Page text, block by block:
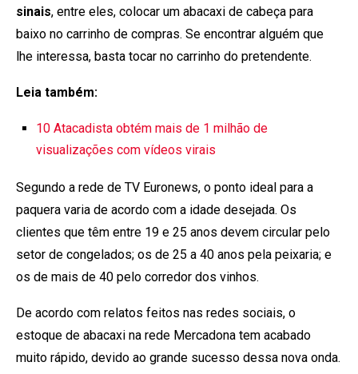
sinais, entre eles, colocar um abacaxi de cabeça para
baixo no carrinho de compras. Se encontrar alguém que
lhe interessa, basta tocar no carrinho do pretendente.
Leia também:
10 Atacadista obtém mais de 1 milhão de
visualizações com vídeos virais
Segundo a rede de TV Euronews, o ponto ideal para a
paquera varia de acordo com a idade desejada. Os
clientes que têm entre 19 e 25 anos devem circular pelo
setor de congelados; os de 25 a 40 anos pela peixaria; e
os de mais de 40 pelo corredor dos vinhos.
De acordo com relatos feitos nas redes sociais, o
estoque de abacaxi na rede Mercadona tem acabado
muito rápido, devido ao grande sucesso dessa nova onda.